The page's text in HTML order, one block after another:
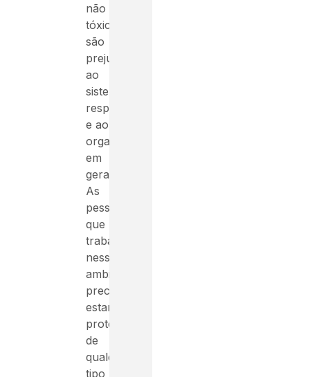
não
tóxicos,
são
prejudiciais
ao
sistema
respiratório
e ao
organismo
em
geral.
As
pessoas
que
trabalham
nesses
ambientes
precisam
estar
protegidas
de
qualquer
tipo